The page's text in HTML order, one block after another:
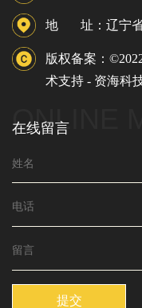
地 址：辽宁省
版权备案：
术支持 - 资海科
ONLINE
在线留言
提交